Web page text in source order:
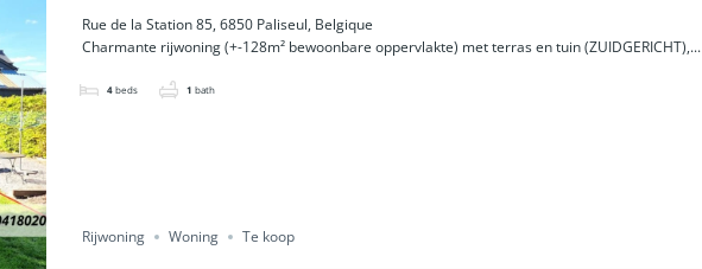
Rue de la Station 85, 6850 Paliseul, Belgique
Charmante rijwoning (+-128m² bewoonbare oppervlakte) met terras en tuin (ZUIDGERICHT),...
4 beds 1 bath
Rijwoning Woning Te koop